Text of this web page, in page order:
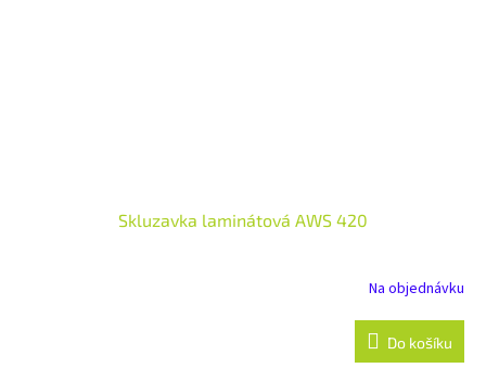
Skluzavka laminátová AWS 420
Na objednávku
Do košíku